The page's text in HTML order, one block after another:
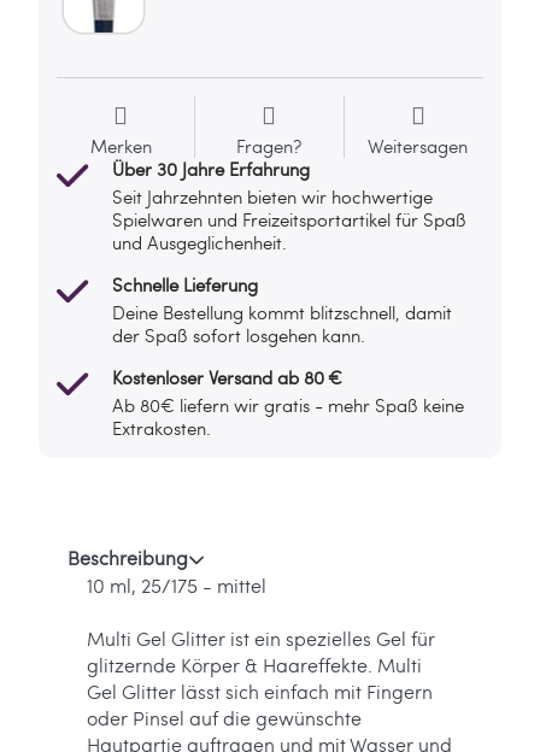
Merken Fragen?
Weitersagen
Über 30 Jahre Erfahrung
Seit Jahrzehnten bieten wir hochwertige
Spielwaren und Freizeitsportartikel für Spaß
und Ausgeglichenheit.
Schnelle Lieferung
Deine Bestellung kommt blitzschnell, damit
der Spaß sofort losgehen kann.
Kostenloser Versand ab 80 €
Ab 80€ liefern wir gratis - mehr Spaß keine
Extrakosten.
Beschreibung
10 ml, 25/175 - mittel
Multi Gel Glitter ist ein spezielles Gel für
glitzernde Körper & Haareffekte. Multi
Gel Glitter lässt sich einfach mit Fingern
oder Pinsel auf die gewünschte
Hautpartie auftragen und mit Wasser und